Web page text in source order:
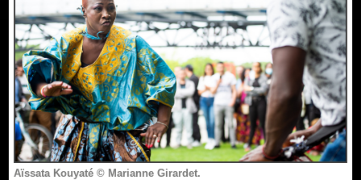
Aïssata Kouyaté © Marianne Girardet.